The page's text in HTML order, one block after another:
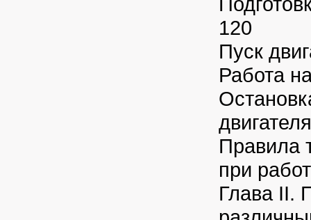
120
Пуск
Работа
Правила
при
Глава II.